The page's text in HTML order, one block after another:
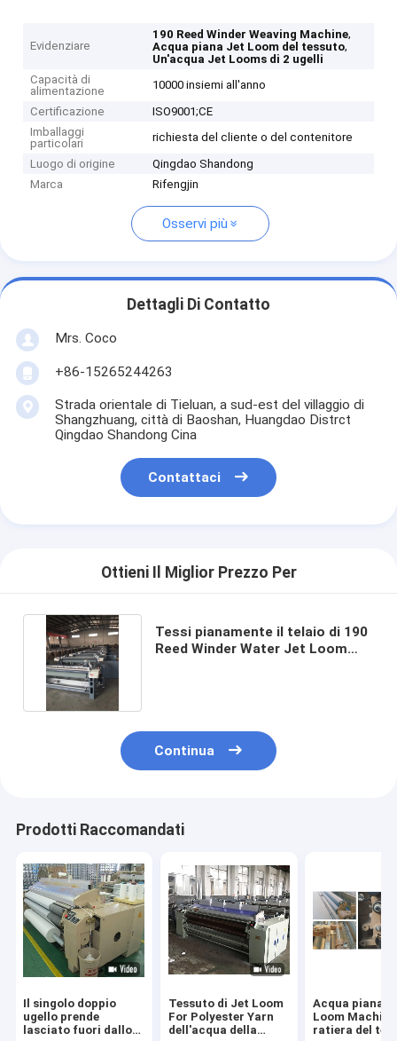
Evidenziare
190 Reed Winder Weaving Machine,
Acqua piana Jet Loom del tessuto,
Un'acqua Jet Looms di 2 ugelli
Capacità di
alimentazione
10000 insiemi all'anno
Certificazione
ISO9001;CE
Imballaggi
particolari
richiesta del cliente o del contenitore
Luogo di origine
Qingdao Shandong
Marca
Rifengjin
Osservi più
Dettagli Di Contatto
Mrs. Coco
+86-15265244263
Strada orientale di Tieluan, a sud-est del villaggio di
Shangzhuang, città di Baoshan, Huangdao Distrct
Qingdao Shandong Cina
Contattaci
Ottieni Il Miglior Prezzo Per
Tessi pianamente il telaio di 190
Reed Winder Water Jet Loom
Continua
Prodotti Raccomandati
Il singolo doppio
ugello prende
lasciato fuori dallo
Tessuto di Jet Loom
For Polyester Yarn
dell'acqua della
Acqua piana
Loom
ratiera del